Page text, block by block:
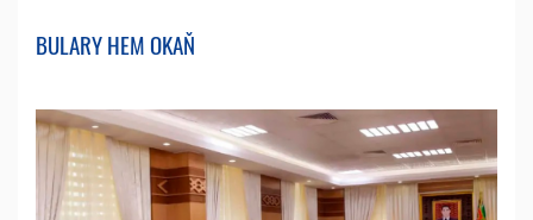
BULARY HEM OKAŇ